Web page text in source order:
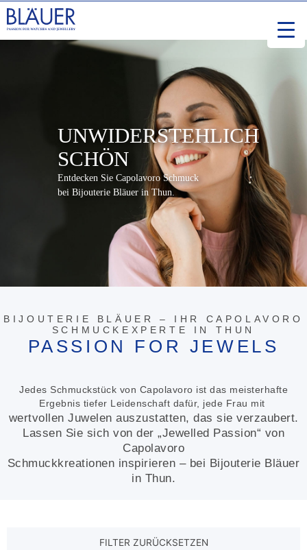
UNWIDERSTEHLICH
SCHÖN
Entdecken Sie Capolavoro Schmuck
bei Bijouterie Bläuer in Thun.
BIJOUTERIE BLÄUER – IHR CAPOLAVORO
SCHMUCKEXPERTE IN THUN
PASSION FOR JEWELS
Jedes Schmuckstück von Capolavoro ist das meisterhafte
Ergebnis tiefer Leidenschaft dafür, jede Frau mit
wertvollen Juwelen auszustatten, das sie verzaubert.
Lassen Sie sich von der „Jewelled Passion“ von
Capolavoro
Schmuckkreationen inspirieren – bei Bijouterie Bläuer
in Thun.